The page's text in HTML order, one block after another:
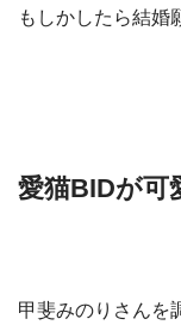
もしかしたら結婚
愛猫BIDが可
甲斐みのりさんを